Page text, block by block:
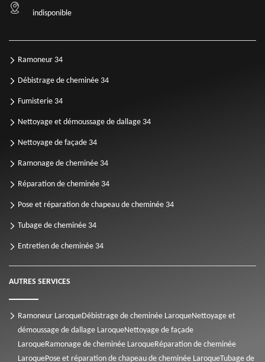
indisponible
Ramoneur 34
Débistrage de cheminée 34
Fumisterie 34
Nettoyage et démoussage de dallage 34
Nettoyage de façade 34
Ramonage de cheminée 34
Réparation de cheminée 34
Pose et réparation de chapeau de cheminée 34
Tubage de cheminée 34
Entretien de cheminée 34
AUTRES SERVICES
Ramoneur LaroqueDébistrage de cheminée LaroqueNettoyage et
démoussage de dallage LaroqueNettoyage de façade
LaroqueRamonage de cheminée LaroqueRéparation de cheminée
LaroquePose et réparation de chapeau de cheminée LaroqueTubage de